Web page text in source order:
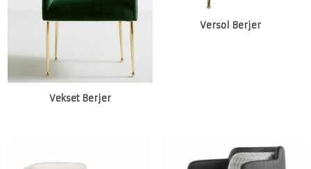
Vekset Berjer
Versol Berjer